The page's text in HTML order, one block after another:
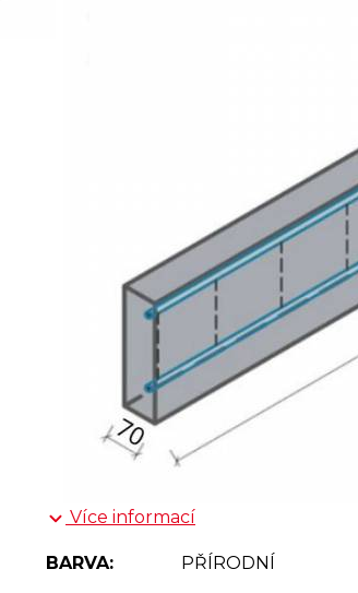
Více informací
BARVA: PŘÍRODNÍ